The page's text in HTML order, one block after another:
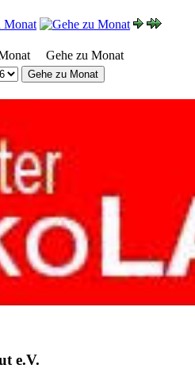
Gehe zu Monat
Gehe zu Monat
e.V.